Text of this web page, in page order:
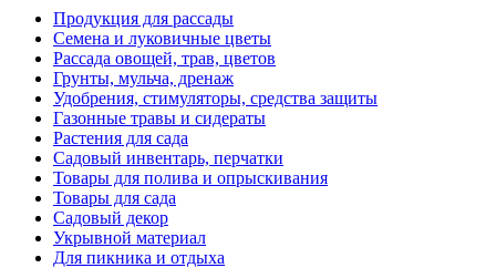
Продукция для рассады
Семена и луковичные цветы
Рассада овощей, трав, цветов
Грунты, мульча, дренаж
Удобрения, стимуляторы, средства защиты
Газонные травы и сидераты
Растения для сада
Садовый инвентарь, перчатки
Товары для полива и опрыскивания
Товары для сада
Садовый декор
Укрывной материал
Для пикника и отдыха